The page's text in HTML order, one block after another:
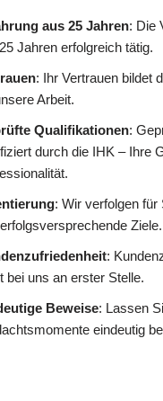
aus 25 Jahren: Die
Jahren erfolgreich tätig.
: Ihr Vertrauen bildet
Arbeit.
Qualifikationen:
durch die IHK – Ihre
: Wir verfolgen für
Ziele.
:
bei uns an erster Stelle.
Beweise: Lassen
eindeutig